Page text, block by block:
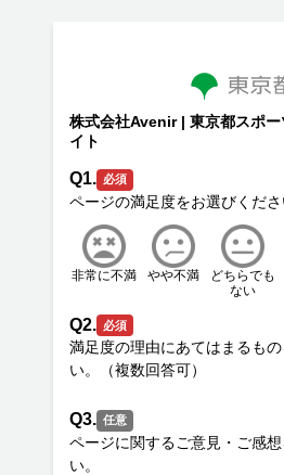
株式会社Avenir | 東京都スポ
イト
Q1. 必須
非常に不満 やや不満
どちらでも
ない
Q2. 必須
満足度の理由にあてはまるも
Q3. 任意
ページに関するご意見・ご感
い。